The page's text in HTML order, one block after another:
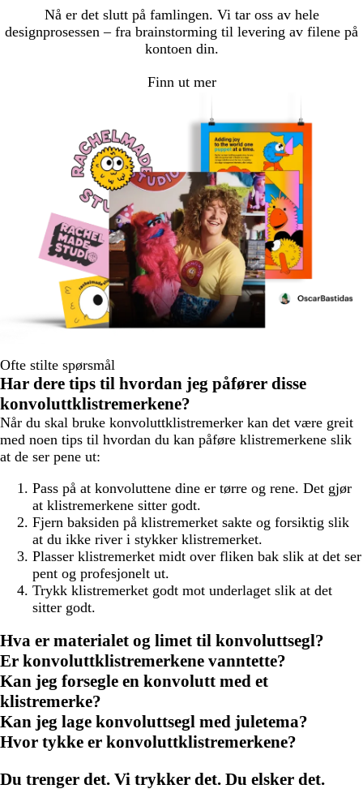
Nå er det slutt på famlingen. Vi tar oss av hele
designprosessen – fra brainstorming til levering av filene på
kontoen din.
Finn ut mer
Ofte stilte spørsmål
Har dere tips til hvordan jeg påfører disse
konvoluttklistremerkene?
Når du skal bruke konvoluttklistremerker kan det være greit
med noen tips til hvordan du kan påføre klistremerkene slik
at de ser pene ut:
Pass på at konvoluttene dine er tørre og rene. Det gjør
at klistremerkene sitter godt.
Fjern baksiden på klistremerket sakte og forsiktig slik
at du ikke river i stykker klistremerket.
Plasser klistremerket midt over fliken bak slik at det ser
pent og profesjonelt ut.
Trykk klistremerket godt mot underlaget slik at det
sitter godt.
Hva er materialet og limet til konvoluttsegl?
Er konvoluttklistremerkene vanntette?
Kan jeg forsegle en konvolutt med et
klistremerke?
Kan jeg lage konvoluttsegl med juletema?
Hvor tykke er konvoluttklistremerkene?
Du trenger det. Vi trykker det. Du elsker det.